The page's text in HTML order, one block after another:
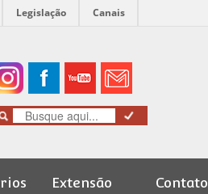
Legislação Canais
Extensão Contato